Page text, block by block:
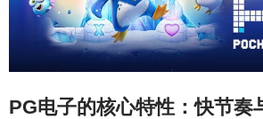
PG电子的核心特性：快节奏